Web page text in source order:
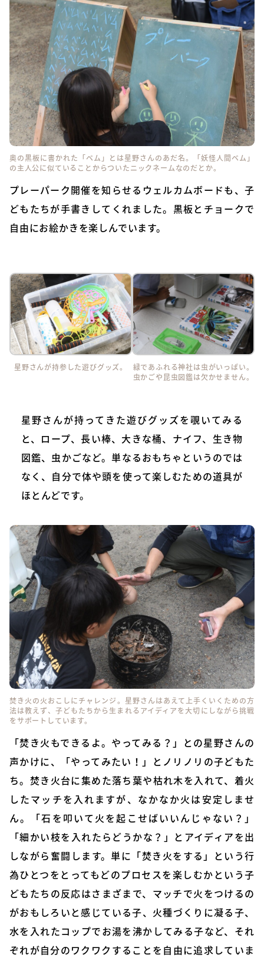
奥の黒板に書かれた「ベム」とは星野さんのあだ名。「妖怪人間ベム」
の主人公に似ていることからついたニックネームなのだとか。
プレーパーク開催を知らせるウェルカムボードも、子
どもたちが手書きしてくれました。黒板とチョークで
自由にお絵かきを楽しんでいます。
星野さんが持参した遊びグッズ。
緑であふれる神社は虫がいっぱい。
虫かごや昆虫図鑑は欠かせません。
星野さんが持ってきた遊びグッズを覗いてみる
と、ロープ、長い棒、大きな桶、ナイフ、生き物
図鑑、虫かごなど。単なるおもちゃというのでは
なく、自分で体や頭を使って楽しむための道具が
ほとんどです。
焚き火の火おこしにチャレンジ。星野さんはあえて上手くいくための方
法は教えず、子どもたちから生まれるアイディアを大切にしながら挑戦
をサポートしています。
「焚き火もできるよ。やってみる？」との星野さんの
声かけに、「やってみたい！」とノリノリの子どもた
ち。焚き火台に集めた落ち葉や枯れ木を入れて、着火
したマッチを入れますが、なかなか火は安定しませ
ん。「石を叩いて火を起こせばいいんじゃない？」
「細かい枝を入れたらどうかな？」とアイディアを出
しながら奮闘します。単に「焚き火をする」という行
為ひとつをとってもどのプロセスを楽しむかという子
どもたちの反応はさまざまで、マッチで火をつけるの
がおもしろいと感じている子、火種づくりに凝る子、
水を入れたコップでお湯を沸かしてみる子など、それ
ぞれが自分のワクワクすることを自由に追求していま